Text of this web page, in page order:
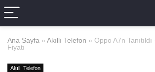
Ana Sayfa » Akıllı Telefon » Oppo A7n
Fiyatı
Akıllı Telefon